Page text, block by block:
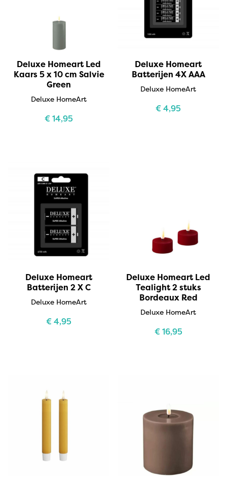
Deluxe Homeart Led
Kaars 5 x 10 cm Salvie
Green
Deluxe HomeArt
€14,95
Deluxe Homeart
Batterijen 4X AAA
Deluxe HomeArt
€4,95
Deluxe Homeart
Batterijen 2 X C
Deluxe HomeArt
€4,95
Deluxe Homeart Led
Tealight 2 stuks
Bordeaux Red
Deluxe HomeArt
€16,95